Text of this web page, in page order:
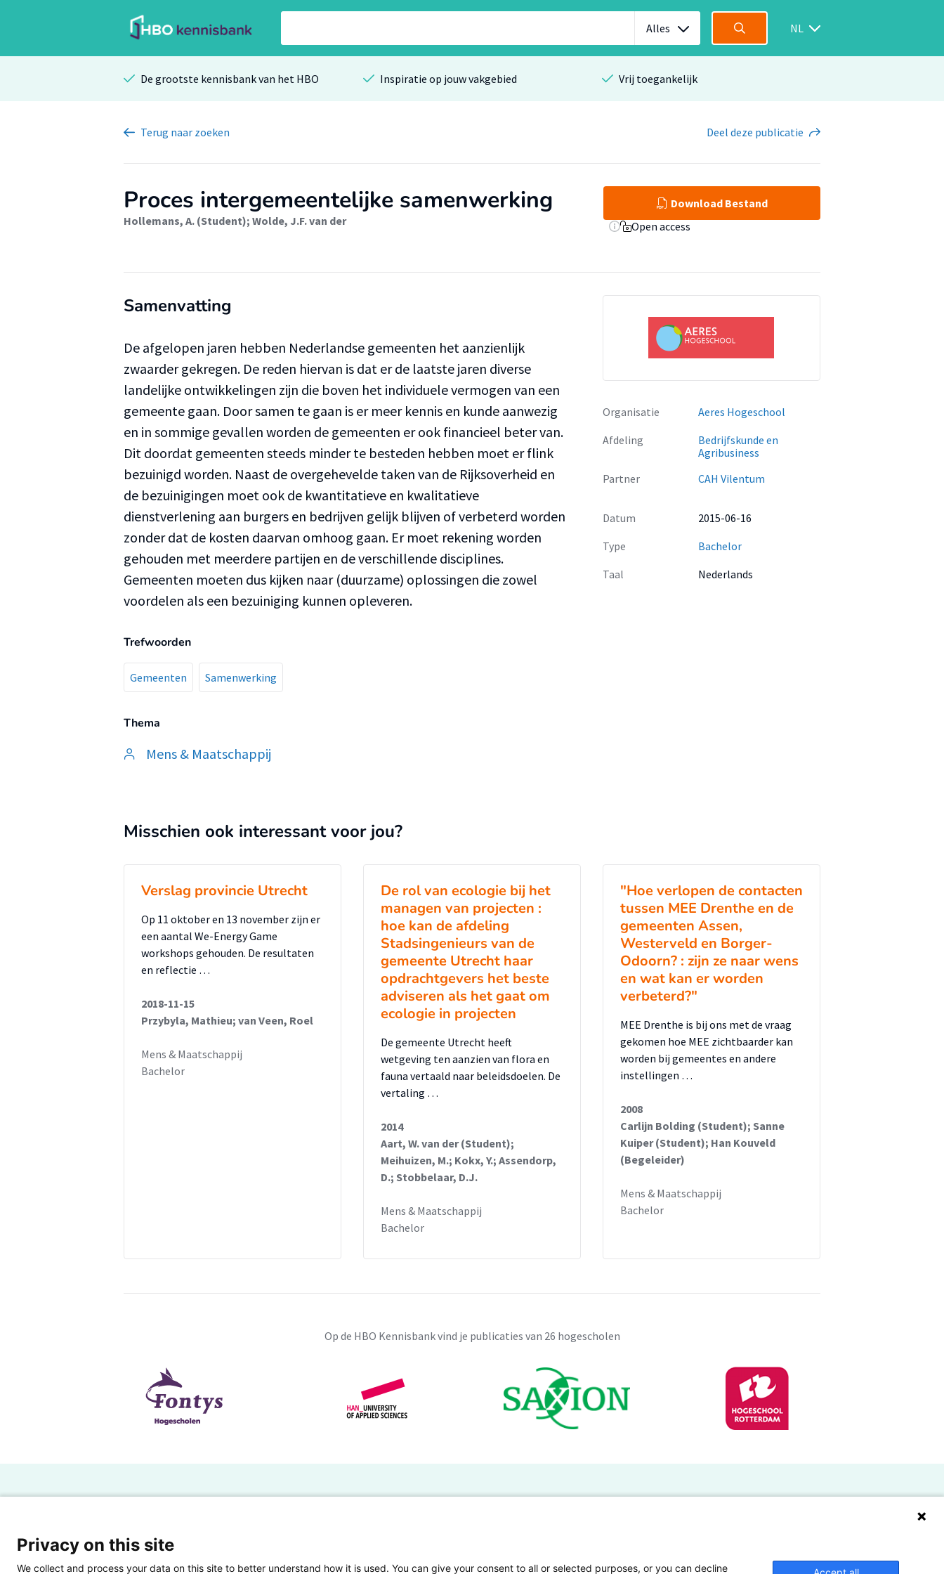
Alles NL
De grootste kennisbank van het HBO Inspiratie op jouw vakgebied Vrij toegankelijk
Terug naar zoeken Deel deze publicatie
Proces intergemeentelijke samenwerking
Hollemans, A. (Student); Wolde, J.F. van der
Download Bestand
Open access
Samenvatting
De afgelopen jaren hebben Nederlandse gemeenten het aanzienlijk
zwaarder gekregen. De reden hiervan is dat er de laatste jaren diverse
landelijke ontwikkelingen zijn die boven het individuele vermogen van een
gemeente gaan. Door samen te gaan is er meer kennis en kunde aanwezig
en in sommige gevallen worden de gemeenten er ook financieel beter van.
Dit doordat gemeenten steeds minder te besteden hebben moet er flink
bezuinigd worden. Naast de overgehevelde taken van de Rijksoverheid en
de bezuinigingen moet ook de kwantitatieve en kwalitatieve
dienstverlening aan burgers en bedrijven gelijk blijven of verbeterd worden
zonder dat de kosten daarvan omhoog gaan. Er moet rekening worden
gehouden met meerdere partijen en de verschillende disciplines.
Gemeenten moeten dus kijken naar (duurzame) oplossingen die zowel
voordelen als een bezuiniging kunnen opleveren.
Trefwoorden
Gemeenten Samenwerking
Thema
Mens & Maatschappij
Organisatie
Aeres Hogeschool
Afdeling
Bedrijfskunde en
Agribusiness
Partner
CAH Vilentum
Datum
2015-06-16
Type
Bachelor
Taal
Nederlands
Misschien ook interessant voor jou?
Verslag provincie Utrecht
Op 11 oktober en 13 november zijn er
een aantal We-Energy Game
workshops gehouden. De resultaten
en reflectie …
2018-11-15
Przybyla, Mathieu; van Veen, Roel
Mens & Maatschappij
Bachelor
De rol van ecologie bij het
managen van projecten :
hoe kan de afdeling
Stadsingenieurs van de
gemeente Utrecht haar
opdrachtgevers het beste
adviseren als het gaat om
ecologie in projecten
De gemeente Utrecht heeft
wetgeving ten aanzien van flora en
fauna vertaald naar beleidsdoelen. De
vertaling …
2014
Aart, W. van der (Student);
Meihuizen, M.; Kokx, Y.; Assendorp,
D.; Stobbelaar, D.J.
Mens & Maatschappij
Bachelor
"Hoe verlopen de contacten
tussen MEE Drenthe en de
gemeenten Assen,
Westerveld en Borger-
Odoorn? : zijn ze naar wens
en wat kan er worden
verbeterd?"
MEE Drenthe is bij ons met de vraag
gekomen hoe MEE zichtbaarder kan
worden bij gemeentes en andere
instellingen …
2008
Carlijn Bolding (Student); Sanne
Kuiper (Student); Han Kouveld
(Begeleider)
Mens & Maatschappij
Bachelor
Op de HBO Kennisbank vind je publicaties van 26 hogescholen
Powered by SURF
Eigen onderzoek publiceren
Veelgestelde vragen
Lectoren en onderzoekers
Privacy on this site
We collect and process your data on this site to better understand how it is used. You can give your consent to all or selected purposes, or you can decline